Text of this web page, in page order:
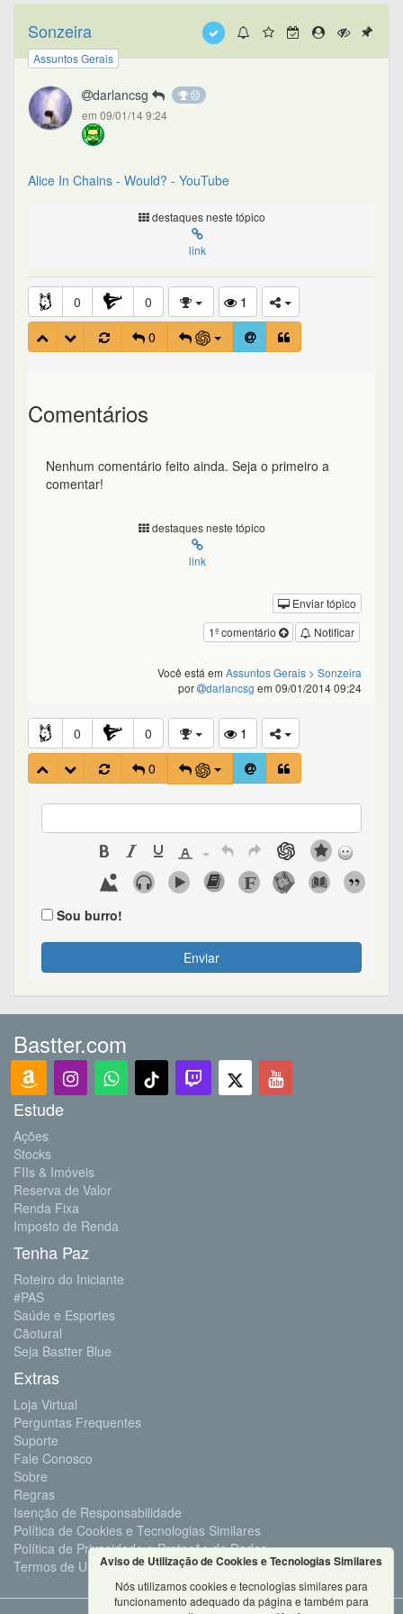
Sonzeira
Assuntos Gerais
darlancsg
em 09/01/14 9:24
Alice In Chains - Would? - YouTube
destaques neste tópico
link
0 0
1
0
Comentários
Nenhum comentário feito ainda. Seja o primeiro a
comentar!
destaques neste tópico
link
Enviar tópico
Notificar
1º comentário
Você está em Assuntos Gerais > Sonzeira
por
darlancsg em 09/01/2014 09:24
0 0
1
0
Sou burro!
Enviar
Bastter.com
Estude
Ações
Stocks
FIIs & Imóveis
Reserva de Valor
Renda Fixa
Imposto de Renda
Tenha Paz
Roteiro do Iniciante
#PAS
Saúde e Esportes
Cãotural
Seja Bastter Blue
Extras
Loja Virtual
Perguntas Frequentes
Suporte
Fale Conosco
Sobre
Regras
Isenção de Responsabilidade
Política de Cookies e Tecnologias Similares
Política de Privacidade e Proteção de Dados
Termos de UsoAviso de Utilização de Cookies e Tecnologias Similares
Nós utilizamos cookies e tecnologias similares para
funcionamento adequado da página e também para